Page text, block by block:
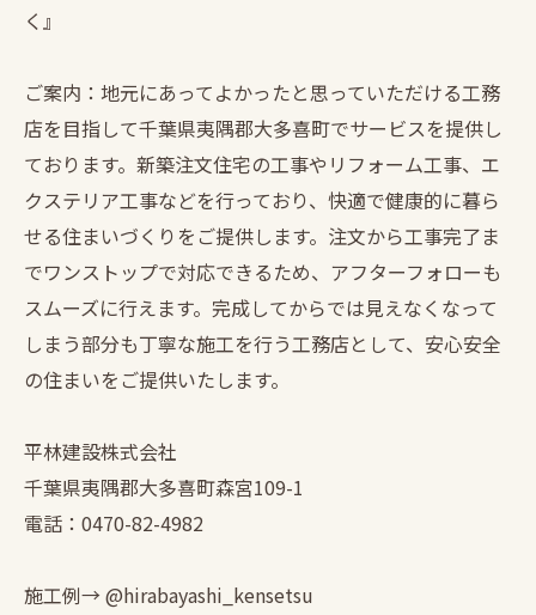
く』
ご案内：地元にあってよかったと思っていただける工務
店を目指して千葉県夷隅郡大多喜町でサービスを提供し
ております。新築注文住宅の工事やリフォーム工事、エ
クステリア工事などを行っており、快適で健康的に暮ら
せる住まいづくりをご提供します。注文から工事完了ま
でワンストップで対応できるため、アフターフォローも
スムーズに行えます。完成してからでは見えなくなって
しまう部分も丁寧な施工を行う工務店として、安心安全
の住まいをご提供いたします。
平林建設株式会社
千葉県夷隅郡大多喜町森宮109-1
電話：0470-82-4982
施工例→ @hirabayashi_kensetsu